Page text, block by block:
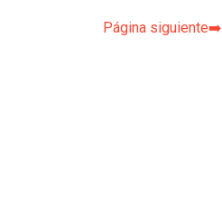
Página siguiente➡️